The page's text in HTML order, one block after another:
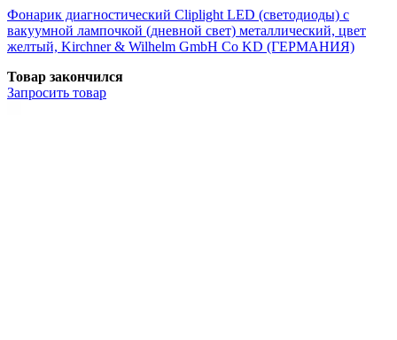
Фонарик диагностический Cliplight LED (светодиоды) с
вакуумной лампочкой (дневной свет) металлический, цвет
желтый, Kirchner & Wilhelm GmbH Co KD (ГЕРМАНИЯ)
Товар закончился
Запросить товар